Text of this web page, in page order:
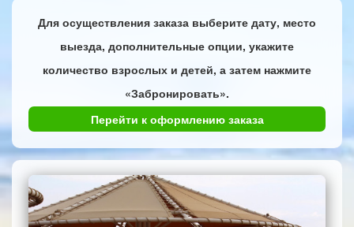
Для осуществления заказа выберите дату, место
выезда, дополнительные опции, укажите
количество взрослых и детей, а затем нажмите
«Забронировать».
Перейти к оформлению заказа